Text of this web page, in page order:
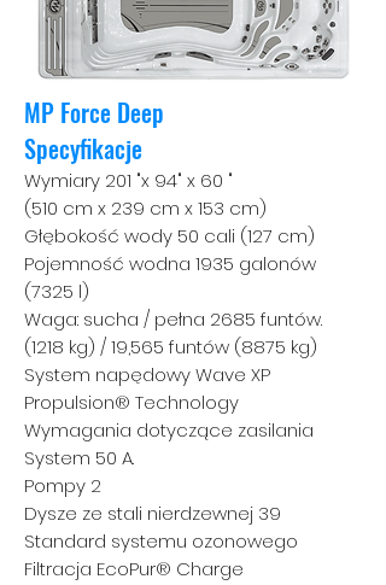
MP Force Deep
Specyfikacje
Wymiary 201 "x 94" x 60 "
(510 cm x 239 cm x 153 cm)
Głębokość wody 50 cali (127 cm)
Pojemność wodna 1935 galonów
(7325 l)
Waga: sucha / pełna 2685 funtów.
(1218 kg) / 19,565 funtów (8875 kg)
System napędowy Wave XP
Propulsion® Technology
Wymagania dotyczące zasilania
System 50 A.
Pompy 2
Dysze ze stali nierdzewnej 39
Standard systemu ozonowego
Filtracja EcoPur® Charge